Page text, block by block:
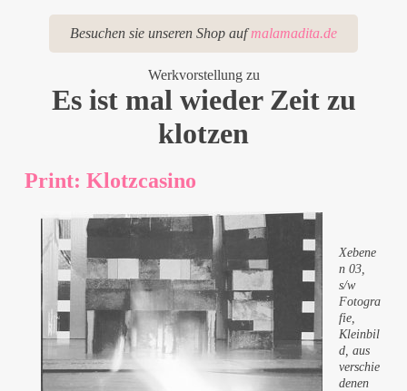
Besuchen sie unseren Shop aufmalamadita.de
Werkvorstellung zu
Es ist mal wieder Zeit zu
klotzen
Print: Klotzcasino
Xebene
n 03,
s/w
Fotogra
fie,
Kleinbil
d, aus
verschie
denen